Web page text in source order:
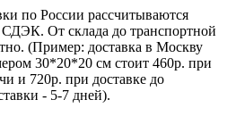
по России рассчитываются
От склада до транспортной
(Пример: доставка в Москву
30*20*20 см стоит 460р. при
и 720р. при доставке до
- 5-7 дней).